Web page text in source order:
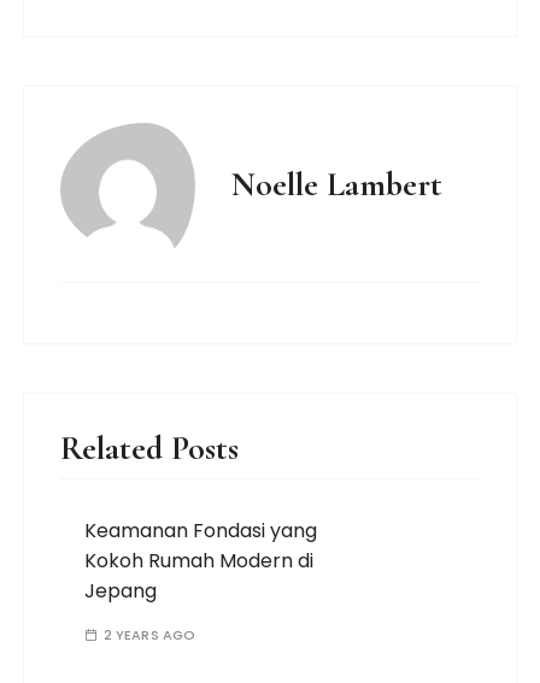
Noelle Lambert
Related Posts
Keamanan Fondasi yang
Kokoh Rumah Modern di
Jepang
2 YEARS AGO